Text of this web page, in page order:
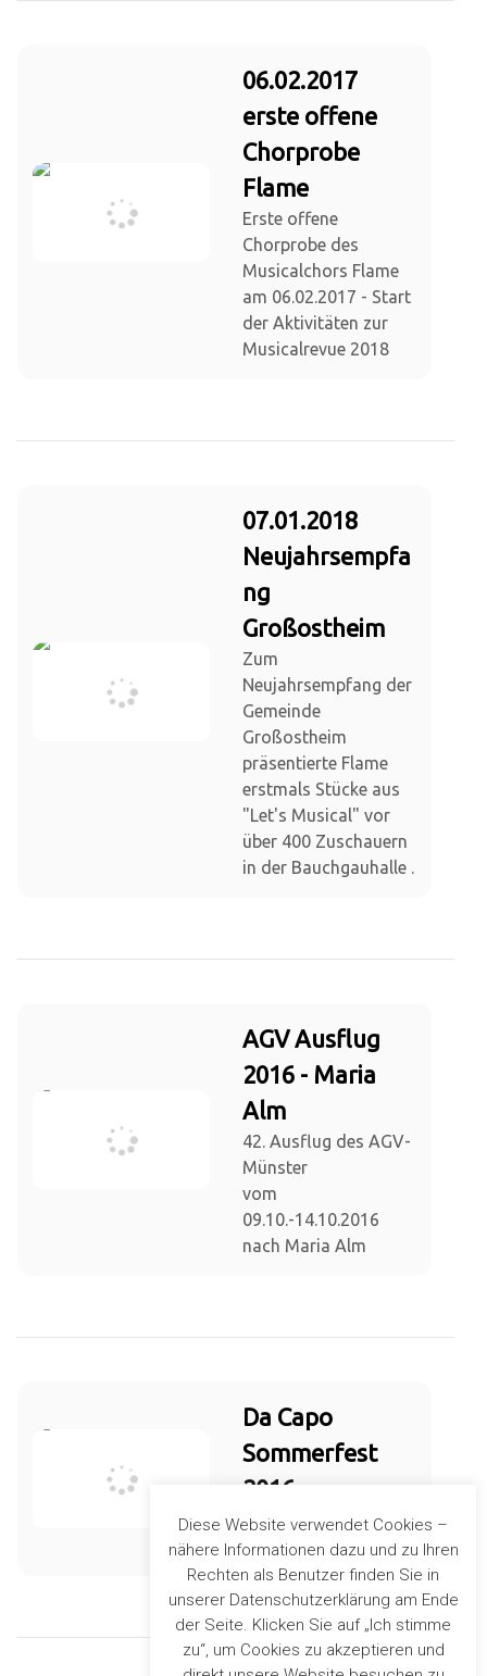
06.02.2017
erste offene
Chorprobe
Flame
Erste offene
Chorprobe des
Musicalchors Flame
am 06.02.2017 - Start
der Aktivitäten zur
Musicalrevue 2018
07.01.2018
Neujahrsempfa
ng
Großostheim
Zum
Neujahrsempfang der
Gemeinde
Großostheim
präsentierte Flame
erstmals Stücke aus
"Let's Musical" vor
über 400 Zuschauern
in der Bauchgauhalle .
AGV Ausflug
2016 - Maria
Alm
42. Ausflug des AGV-
Münster
vom
09.10.-14.10.2016
nach Maria Alm
Da Capo
Sommerfest
2016
Sommerfest Da Capo
am 06.08.2016
Diese Website verwendet Cookies –
nähere Informationen dazu und zu Ihren
Rechten als Benutzer finden Sie in
unserer Datenschutzerklärung am Ende
der Seite. Klicken Sie auf „Ich stimme
zu“, um Cookies zu akzeptieren und